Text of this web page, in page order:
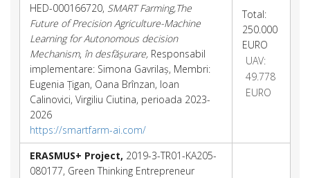
HED-000166720, SMART Farming,The
Future of Precision Agriculture-Machine
Learning for Autonomous decision
Mechanism, în desfășurare, Responsabil
implementare: Simona Gavrilaș, Membri:
Eugenia Țigan, Oana Brînzan, Ioan
Calinovici, Virgiliu Ciutina, perioada 2023-
2026
https://smartfarm-ai.com/
Total:
250.000
EURO
UAV:
49.778
EURO
ERASMUS+ Project, 2019-3-TR01-KA205-
080177, Green Thinking Entrepreneur